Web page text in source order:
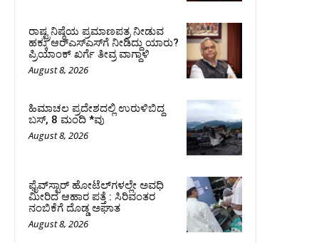
ರಾಷ್ಟ್ರನಿಷ್ಠೆಯ ಪ್ರಮಾಣಪತ್ರ ನೀಡುವ
ಹಕ್ಕು ಆರ್‌ಎಸ್‌ಎಸ್‌ಗೆ ನೀಡಿದ್ದು ಯಾರು?
ಪ್ರಿಯಾಂಕ್ ಖರ್ಗೆ ತೀವ್ರ ವಾಗ್ದಾಳಿ
August 8, 2026
ಹಿಮಾಚಲ ಪ್ರದೇಶದಲ್ಲಿ ಉರುಳಿಬಿದ್ದ
ಬಸ್‌, 8 ಮಂದಿ *ವು
August 8, 2026
ಫೈವ್‌ಸ್ಟಾರ್ ಹೋಟೆಲ್‌ಗಳಲ್ಲೇ ಅವಧಿ
ಮೀರಿದ ಆಹಾರ ಪತ್ತೆ : ಸಿರಿವಂತರ
ನಂಬಿಕೆಗೆ ದೊಡ್ಡ ಅಘಾತ
August 8, 2026